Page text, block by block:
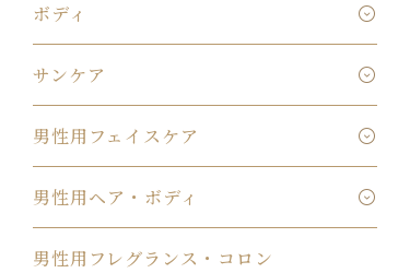
ボディ
サンケア
男性用フェイスケア
男性用ヘア・ボディ
男性用フレグランス・コロン